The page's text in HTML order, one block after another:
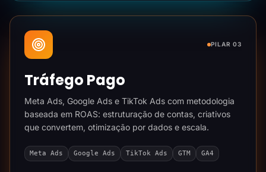
PILAR 03
Tráfego Pago
Meta Ads, Google Ads e TikTok Ads com metodologia
baseada em ROAS: estruturação de contas, criativos
que convertem, otimização por dados e escala.
Meta Ads Google Ads TikTok Ads GTM GA4